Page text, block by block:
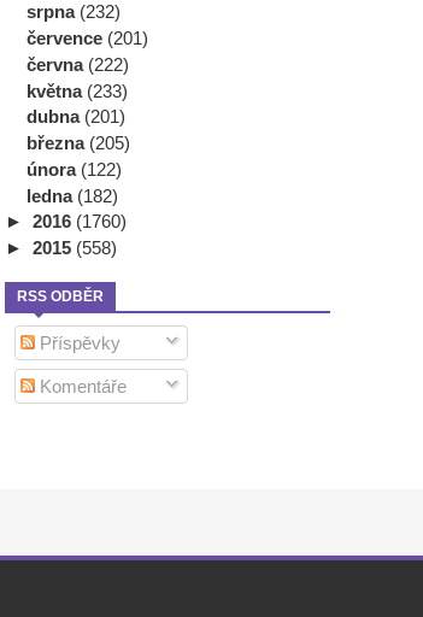
srpna (232)
července (201)
června (222)
května (233)
dubna (201)
března (205)
února (122)
ledna (182)
► 2016 (1760)
► 2015 (558)
RSS ODBĚR
Příspěvky
Komentáře